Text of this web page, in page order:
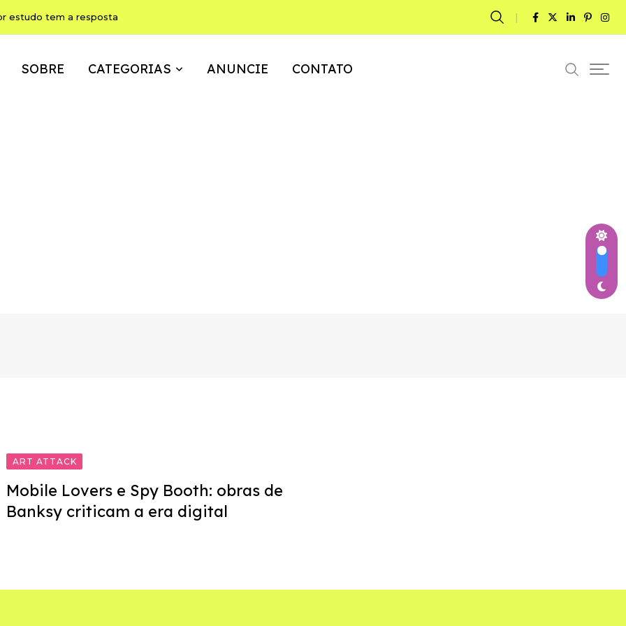
estudo tem a resposta
SOBRE CATEGORIAS ANUNCIE CONTATO
ART ATTACK
Mobile Lovers e Spy Booth: obras de
Banksy criticam a era digital